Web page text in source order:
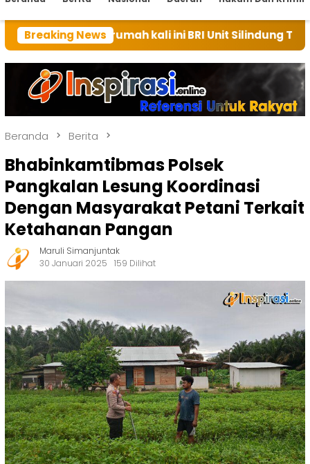
Breaking News
rumah kali ini BRI Unit Silindung Tarutung
Beranda Berita
Bhabinkamtibmas Polsek
Pangkalan Lesung Koordinasi
Dengan Masyarakat Petani Terkait
Ketahanan Pangan
Maruli Simanjuntak
30 Januari 2025
159 Dilihat